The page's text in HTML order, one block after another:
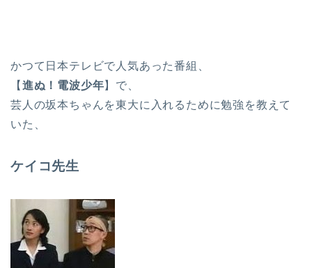
かつて日本テレビで人気あった番組、
【 進ぬ！電波少年】 で、
芸人の坂本ちゃんを東大に入れるために勉強を教えて
いた、
ケイコ先生